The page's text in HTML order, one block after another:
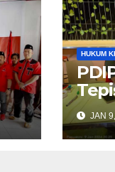
HUKUM
JAN